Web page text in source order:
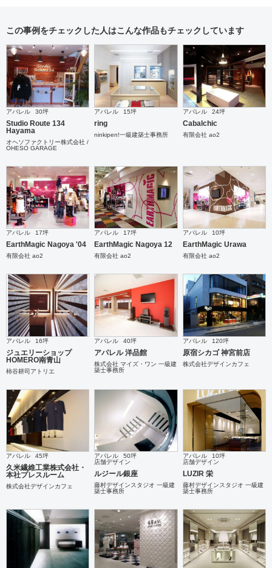
この事例をチェックした人はこんな作品もチェックしています
アパレル 30坪
Studio Route 134
Hayama
オヘソファクトリー株式会社 /
OHESO GARAGE
アパレル 15坪
ring
ninkipen!一級建築士事務所
アパレル 24坪
Cabalchic
有限会社 ao2
アパレル 17坪
EarthMagic Nagoya '04
有限会社 ao2
アパレル 17坪
EarthMagic Nagoya 12
有限会社 ao2
アパレル 10坪
EarthMagic Urawa
有限会社 ao2
アパレル 16坪
ジュエリーショップ
HOMERO南青山
柿谷耕司アトリエ
アパレル 40坪
アパレル 洋品館
株式会社 マイズ・ワン 一級建
築士事務所
アパレル 120坪
原宿シカゴ 神宮前店
株式会社デザインカフェ
アパレル 45坪
久米繊維工業株式会社・
本社プレスルーム
株式会社デザインカフェ
アパレル
50坪
店舗デザイン
ルジール銀座
藤村デザインスタジオ 一級建
築士事務所
アパレル
10坪
店舗デザイン
LUZIR 栄
藤村デザインスタジオ 一級建
築士事務所